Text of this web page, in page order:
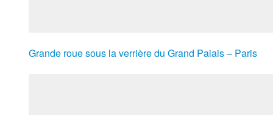
Grande roue sous la verrière du Grand Palais – Paris